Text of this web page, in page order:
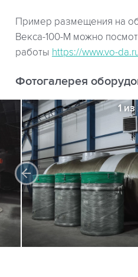
Пример размещения на
Векса-100-М можно
работы https://www.vo-
Фотогалерея
1 из